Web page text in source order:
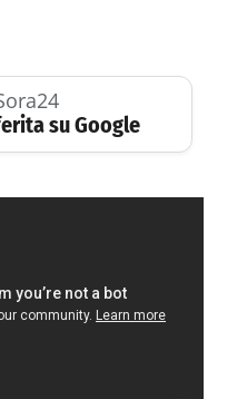
su Google